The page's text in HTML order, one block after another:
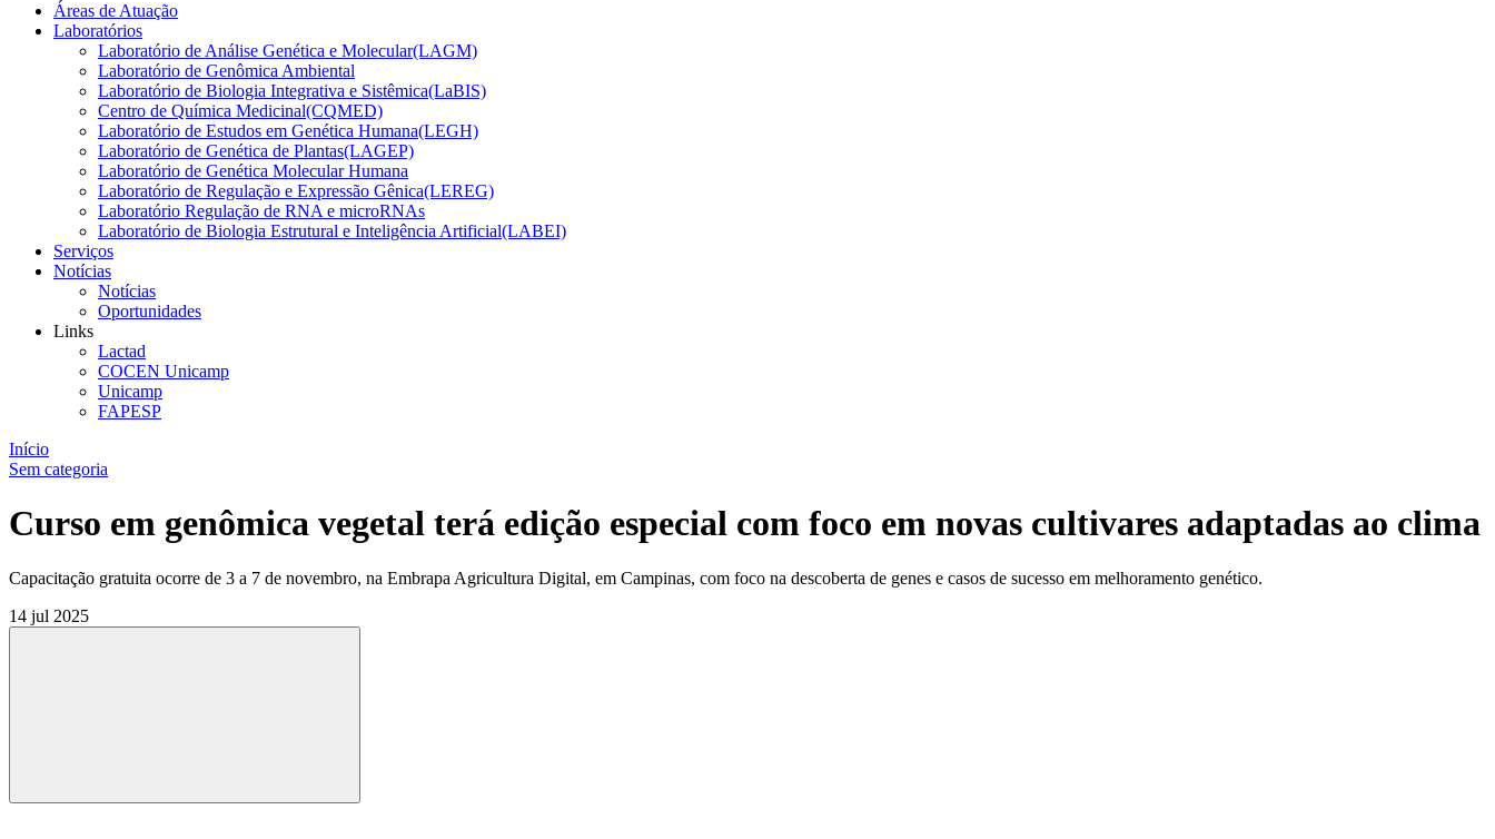
Áreas de Atuação
Laboratórios
Laboratório de Análise Genética e Molecular(LAGM)
Laboratório de Genômica Ambiental
Laboratório de Biologia Integrativa e Sistêmica(LaBIS)
Centro de Química Medicinal(CQMED)
Laboratório de Estudos em Genética Humana(LEGH)
Laboratório de Genética de Plantas(LAGEP)
Laboratório de Genética Molecular Humana
Laboratório de Regulação e Expressão Gênica(LEREG)
Laboratório Regulação de RNA e microRNAs
Laboratório de Biologia Estrutural e Inteligência Artificial(LABEI)
Serviços
Notícias
Notícias
Oportunidades
Links
Lactad
COCEN Unicamp
Unicamp
FAPESP
Início
Sem categoria
Curso em genômica vegetal terá edição especial com foco em novas cultivares adaptadas ao clima
Capacitação gratuita ocorre de 3 a 7 de novembro, na Embrapa Agricultura Digital, em Campinas, com foco na descoberta de genes e casos de sucesso em melhoramento genético.
14 jul 2025
Compartilhar